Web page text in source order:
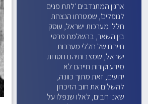
ארגון המתנדבים 'לתת פנים
לנופלים', שמטרתו הנצחת
חללי מערכות ישראל, עוסק
בין השאר, בהשלמת פרטי
חייהם של חללי מערכות
ישראל, שמצבותיהם חסרות
מידע וקורות חייהם לא
ידועים, זאת מתוך כוונה,
להשלים את חוב הזיכרון
שאנו חבים, לאלו שנפלו על